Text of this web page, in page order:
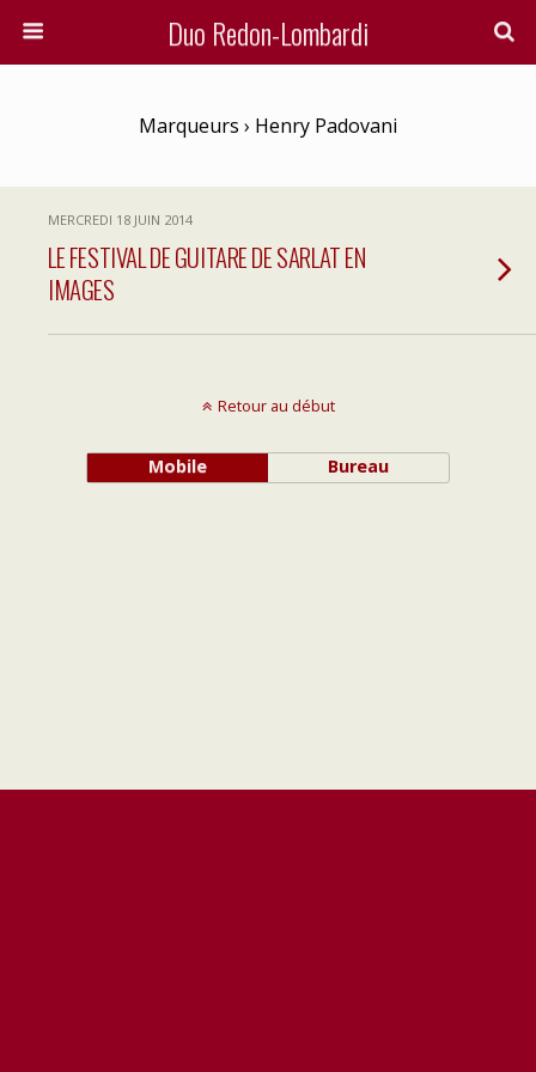
Duo Redon-Lombardi
Marqueurs › Henry Padovani
MERCREDI 18 JUIN 2014
LE FESTIVAL DE GUITARE DE SARLAT EN
IMAGES
Retour au début
Mobile Bureau